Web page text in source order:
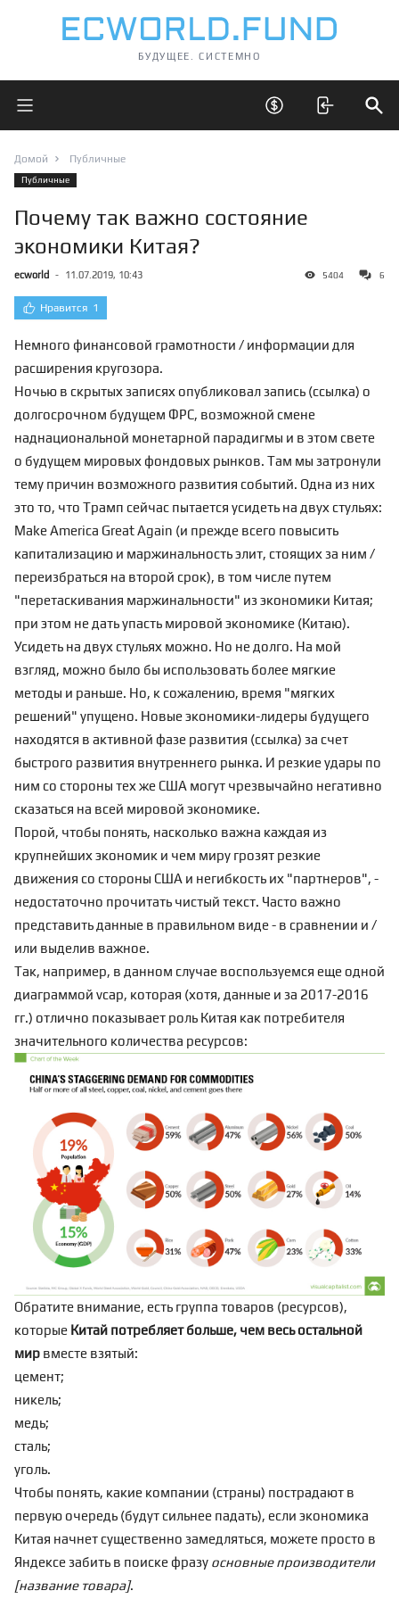
БУДУЩЕЕ. СИСТЕМНО
Открыть главное меню Открыть скрытые
Домой Публичные
Публичные
Почему так важно состояние
экономики Китая?
ecworld - 11.07.2019, 10:43 5404 6
Нравится 1
Немного финансовой грамотности / информации для
расширения кругозора.
Ночью в скрытых записях опубликовал запись (ссылка) о
долгосрочном будущем ФРС, возможной смене
наднациональной монетарной парадигмы и в этом свете
о будущем мировых фондовых рынков. Там мы затронули
тему причин возможного развития событий. Одна из них
это то, что Трамп сейчас пытается усидеть на двух стульях:
Make America Great Again (и прежде всего повысить
капитализацию и маржинальность элит, стоящих за ним /
переизбраться на второй срок), в том числе путем
"перетаскивания маржинальности" из экономики Китая;
при этом не дать упасть мировой экономике (Китаю).
Усидеть на двух стульях можно. Но не долго. На мой
взгляд, можно было бы использовать более мягкие
методы и раньше. Но, к сожалению, время "мягких
решений" упущено. Новые экономики-лидеры будущего
находятся в активной фазе развития (ссылка) за счет
быстрого развития внутреннего рынка. И резкие удары по
ним со стороны тех же США могут чрезвычайно негативно
сказаться на всей мировой экономике.
Порой, чтобы понять, насколько важна каждая из
крупнейших экономик и чем миру грозят резкие
движения со стороны США и негибкость их "партнеров", -
недостаточно прочитать чистый текст. Часто важно
представить данные в правильном виде - в сравнении и /
или выделив важное.
Так, например, в данном случае воспользуемся еще одной
диаграммой vcap, которая (хотя, данные и за 2017-2016
гг.) отлично показывает роль Китая как потребителя
значительного количества ресурсов:
Обратите внимание, есть группа товаров (ресурсов),
которые Китай потребляет больше, чем весь остальной
мир вместе взятый:
цемент;
никель;
медь;
сталь;
уголь.
Чтобы понять, какие компании (страны) пострадают в
первую очередь (будут сильнее падать), если экономика
Китая начнет существенно замедляться, можете просто в
Яндексе забить в поиске фразу основные производители
[название товара].